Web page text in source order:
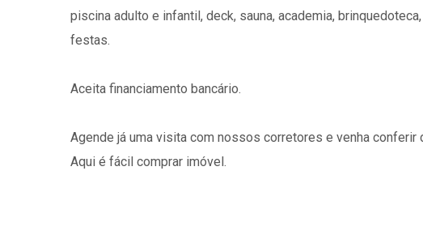
piscina adulto e infantil, deck, sauna, academia,
festas.
Aceita financiamento bancário.
Agende já uma visita com nossos corretores e venha conferir
Aqui é fácil comprar imóvel.